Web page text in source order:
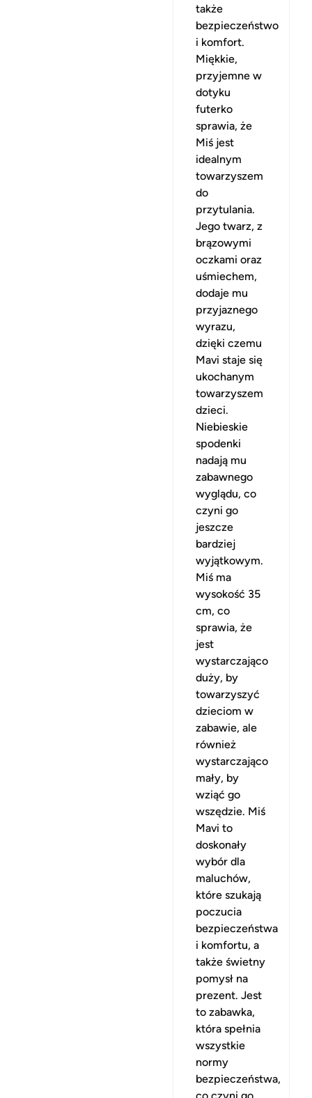
także
bezpieczeństwo
i komfort.
Miękkie,
przyjemne w
dotyku
futerko
sprawia, że
Miś jest
idealnym
towarzyszem
do
przytulania.
Jego twarz, z
brązowymi
oczkami oraz
uśmiechem,
dodaje mu
przyjaznego
wyrazu,
dzięki czemu
Mavi staje się
ukochanym
towarzyszem
dzieci.
Niebieskie
spodenki
nadają mu
zabawnego
wyglądu, co
czyni go
jeszcze
bardziej
wyjątkowym.
Miś ma
wysokość 35
cm, co
sprawia, że
jest
wystarczająco
duży, by
towarzyszyć
dzieciom w
zabawie, ale
również
wystarczająco
mały, by
wziąć go
wszędzie. Miś
Mavi to
doskonały
wybór dla
maluchów,
które szukają
poczucia
bezpieczeństwa
i komfortu, a
także świetny
pomysł na
prezent. Jest
to zabawka,
która spełnia
wszystkie
normy
bezpieczeństwa,
co czyni go